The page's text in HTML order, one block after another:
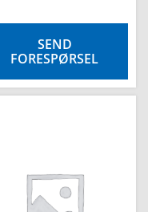
SEND
FORESPØRSEL